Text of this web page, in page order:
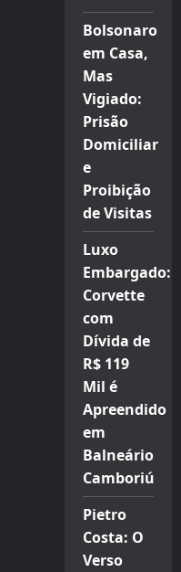
Bolsonaro
em Casa,
Mas
Vigiado:
Prisão
Domiciliar
e
Proibição
de Visitas
Luxo
Embargado:
Corvette
com
Dívida de
R$ 119
Mil é
Apreendido
em
Balneário
Camboriú
Pietro
Costa: O
Verso